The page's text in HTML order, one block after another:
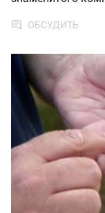
ОБСУДИТЬ